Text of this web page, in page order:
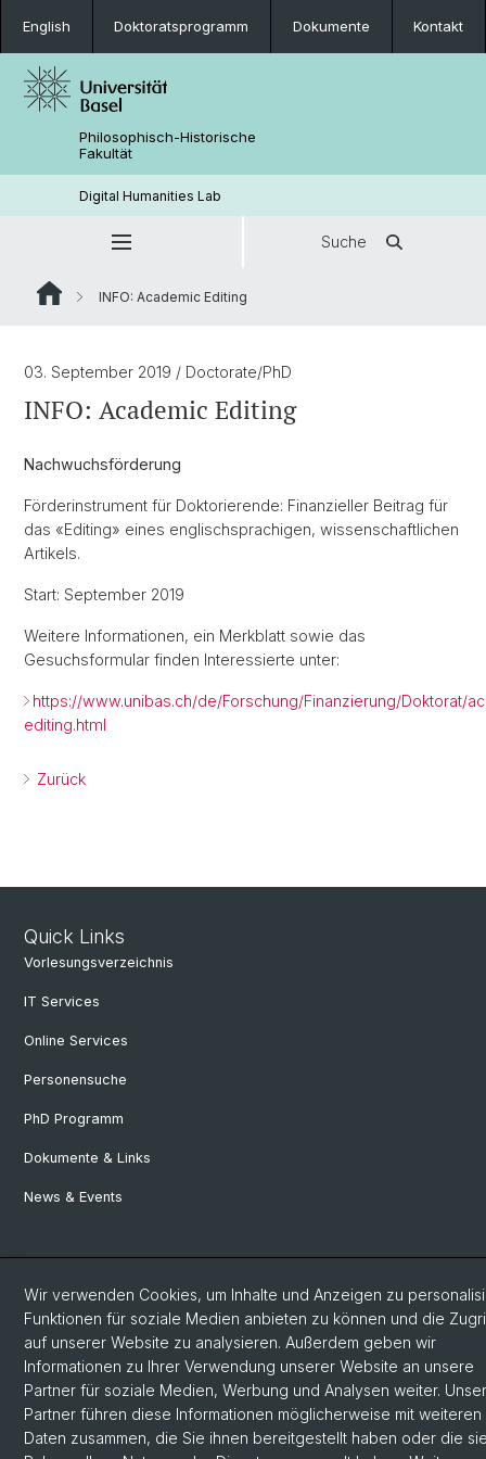
English Doktoratsprogramm Dokumente Kontakt
Philosophisch-Historische
Fakultät
Digital Humanities Lab
Suche
INFO: Academic Editing
03. September 2019 / Doctorate/PhD
INFO: Academic Editing
Nachwuchsförderung
Förderinstrument für Doktorierende: Finanzieller Beitrag für
das «Editing» eines englischsprachigen, wissenschaftlichen
Artikels.
Start: September 2019
Weitere Informationen, ein Merkblatt sowie das
Gesuchsformular finden Interessierte unter:
https://www.unibas.ch/de/Forschung/Finanzierung/Doktorat/
editing.html
Zurück
Quick Links
Vorlesungsverzeichnis
IT Services
Online Services
Personensuche
PhD Programm
Dokumente & Links
News & Events
Datenschutzerklärung
Philosophisch-Historische Fakultät
Home
Impressum
Kontakt & Öffnungszeiten
Wir verwenden Cookies, um Inhalte und Anzeigen zu
Funktionen für soziale Medien anbieten zu können und die
auf unserer Website zu analysieren. Außerdem geben wir
Informationen zu Ihrer Verwendung unserer Website an unsere
Partner für soziale Medien, Werbung und Analysen weiter.
Partner führen diese Informationen möglicherweise mit weiteren
Daten zusammen, die Sie ihnen bereitgestellt haben oder die